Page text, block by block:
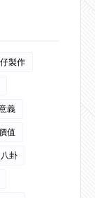
製作
義
值
八卦